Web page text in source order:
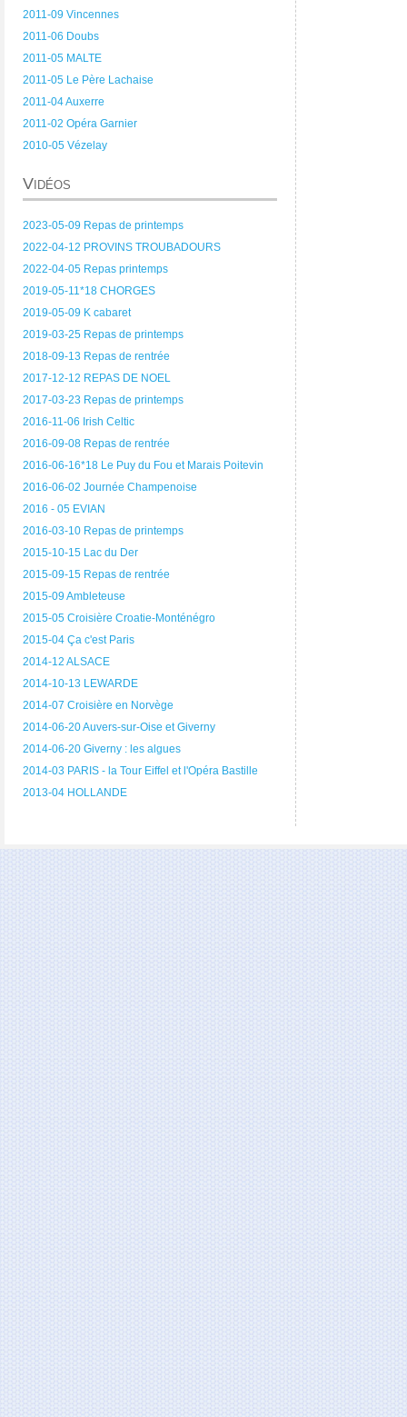
2011-09 Vincennes
2011-06 Doubs
2011-05 MALTE
2011-05 Le Père Lachaise
2011-04 Auxerre
2011-02 Opéra Garnier
2010-05 Vézelay
Vidéos
2023-05-09 Repas de printemps
2022-04-12 PROVINS TROUBADOURS
2022-04-05 Repas printemps
2019-05-11*18 CHORGES
2019-05-09 K cabaret
2019-03-25 Repas de printemps
2018-09-13 Repas de rentrée
2017-12-12 REPAS DE NOEL
2017-03-23 Repas de printemps
2016-11-06 Irish Celtic
2016-09-08 Repas de rentrée
2016-06-16*18 Le Puy du Fou et Marais Poitevin
2016-06-02 Journée Champenoise
2016 - 05 EVIAN
2016-03-10 Repas de printemps
2015-10-15 Lac du Der
2015-09-15 Repas de rentrée
2015-09 Ambleteuse
2015-05 Croisière Croatie-Monténégro
2015-04 Ça c'est Paris
2014-12 ALSACE
2014-10-13 LEWARDE
2014-07 Croisière en Norvège
2014-06-20 Auvers-sur-Oise et Giverny
2014-06-20 Giverny : les algues
2014-03 PARIS - la Tour Eiffel et l'Opéra Bastille
2013-04 HOLLANDE